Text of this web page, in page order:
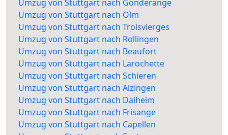
Umzug von Stuttgart nach Gonderange
Umzug von Stuttgart nach Olm
Umzug von Stuttgart nach Troisvierges
Umzug von Stuttgart nach Rollingen
Umzug von Stuttgart nach Beaufort
Umzug von Stuttgart nach Larochette
Umzug von Stuttgart nach Schieren
Umzug von Stuttgart nach Alzingen
Umzug von Stuttgart nach Dalheim
Umzug von Stuttgart nach Frisange
Umzug von Stuttgart nach Capellen